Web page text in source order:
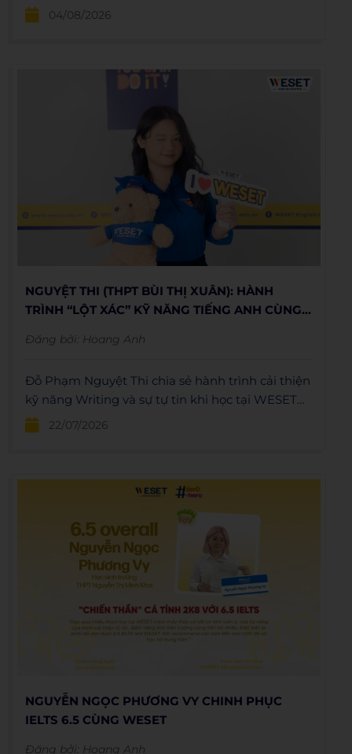
giảng viên và lộ trình cam kết đầu ra hiệu quả.
04/08/2026
NGUYỆT THI (THPT BÙI THỊ XUÂN): HÀNH
TRÌNH “LỘT XÁC” KỸ NĂNG TIẾNG ANH CÙNG
Đăng bởi: Hoang Anh
Đỗ Phạm Nguyệt Thi chia sẻ hành trình cải thiện
kỹ năng Writing và sự tự tin khi học tại WESET
với lộ trình bài bản, cam kết đầu ra rõ ràng.
22/07/2026
NGUYỄN NGỌC PHƯƠNG VY CHINH PHỤC
IELTS 6.5 CÙNG WESET
Đăng bởi: Hoang Anh